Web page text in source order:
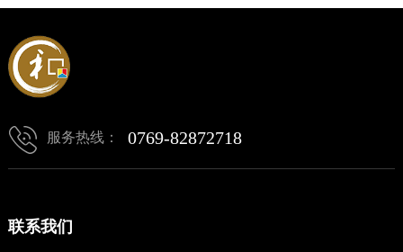
服务热线： 0769-82872718
联系我们